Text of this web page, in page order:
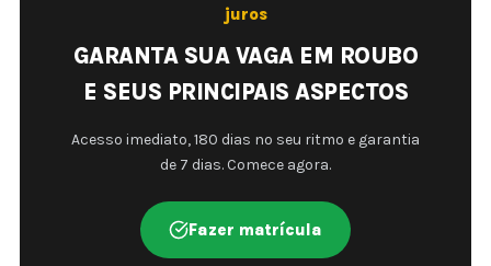
juros
GARANTA SUA VAGA EM ROUBO
E SEUS PRINCIPAIS ASPECTOS
Acesso imediato, 180 dias no seu ritmo e garantia
de 7 dias. Comece agora.
Fazer matrícula